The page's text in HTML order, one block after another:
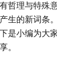
哲理与特殊
生的新词条
是小编为大
。